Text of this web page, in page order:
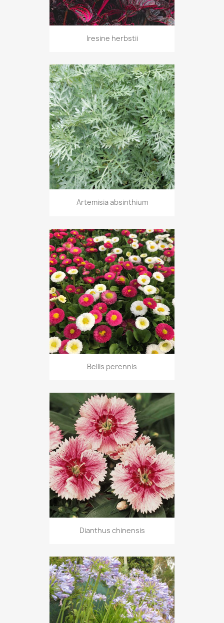
Iresine herbstii
Artemisia absinthium
Bellis perennis
Dianthus chinensis